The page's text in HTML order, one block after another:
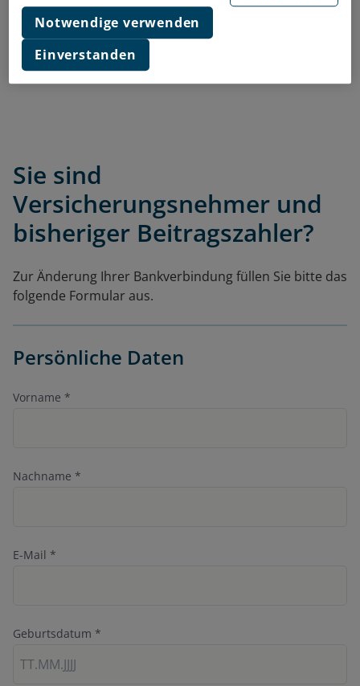
SEPA Lastschriftmandat
Sie sind
Versicherungsnehmer und
bisheriger Beitragszahler?
Zur Änderung Ihrer Bankverbindung füllen Sie bitte das
folgende Formular aus.
Persönliche Daten
Vorname *
Nachname *
E-Mail *
Geburtsdatum *
Notwendige verwenden
Einverstanden